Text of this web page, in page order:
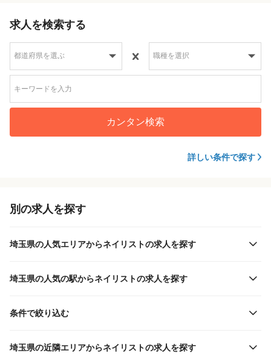
求人を検索する
カンタン検索
詳しい条件で探す
別の求人を探す
埼玉県の人気エリアからネイリストの求人を探す
埼玉県の人気の駅からネイリストの求人を探す
条件で絞り込む
埼玉県の近隣エリアからネイリストの求人を探す